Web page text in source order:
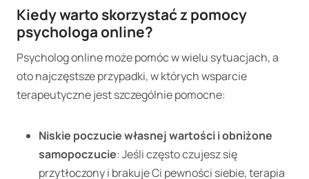
Kiedy warto skorzystać z pomocy
psychologa online?
Psycholog online może pomóc w wielu sytuacjach, a
oto najczęstsze przypadki, w których wsparcie
terapeutyczne jest szczególnie pomocne:
Niskie poczucie własnej wartości i obniżone
samopoczucie: Jeśli często czujesz się
przytłoczony i brakuje Ci pewności siebie, terapia